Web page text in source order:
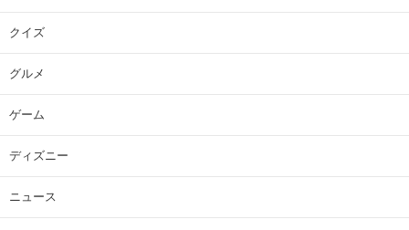
クイズ
グルメ
ゲーム
ディズニー
ニュース